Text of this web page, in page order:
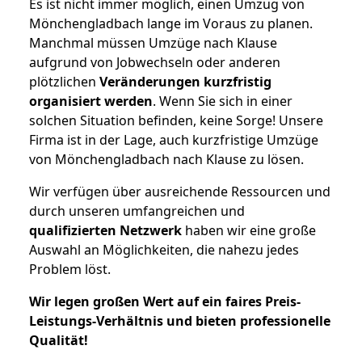
Es ist nicht immer möglich, einen Umzug von
Mönchengladbach lange im Voraus zu planen.
Manchmal müssen Umzüge nach Klause
aufgrund von Jobwechseln oder anderen
plötzlichen Veränderungen kurzfristig
organisiert werden. Wenn Sie sich in einer
solchen Situation befinden, keine Sorge! Unsere
Firma ist in der Lage, auch kurzfristige Umzüge
von Mönchengladbach nach Klause zu lösen.
Wir verfügen über ausreichende Ressourcen und
durch unseren umfangreichen und
qualifizierten Netzwerk haben wir eine große
Auswahl an Möglichkeiten, die nahezu jedes
Problem löst.
Wir legen großen Wert auf ein faires Preis-
Leistungs-Verhältnis und bieten professionelle
Qualität!